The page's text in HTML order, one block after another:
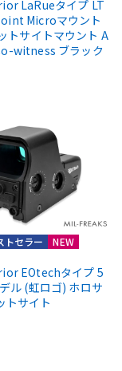
LaRueタイプ LT
Microマウント
トサイトマウント A
witness ブラック
NEW
トセラー
EOtechタイプ 5
ル (虹ロゴ) ホロサ
トサイト